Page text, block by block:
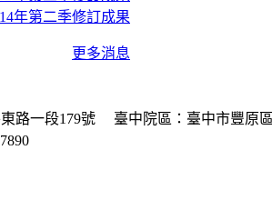
年第二季修訂成果
更多消息
路一段179號
臺中院區：臺中市豐原